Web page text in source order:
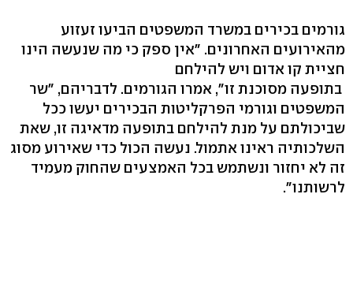
גורמים בכירים במשרד המשפטים הביעו זעזוע
מהאירועים האחרונים. "אין ספק כי מה שנעשה הינו
חציית קו אדום ויש להילחם
בתופעה מסוכנת זו", אמרו הגורמים. לדבריהם, "שר
המשפטים וגורמי הפרקליטות הבכירים יעשו ככל
שביכולתם על מנת להילחם בתופעה מדאיגה זו, שאת
השלכותיה ראינו אתמול. נעשה הכול כדי שאירוע מסוג
זה לא יחזור ונשתמש בכל האמצעים שהחוק מעמיד
לרשותנו".